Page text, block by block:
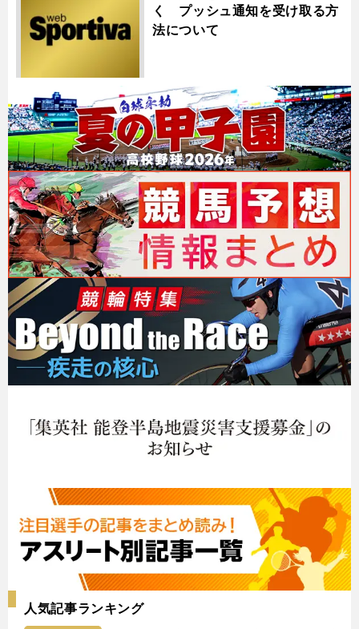
く プッシュ通知を受け取る方
法について
人気記事ランキング